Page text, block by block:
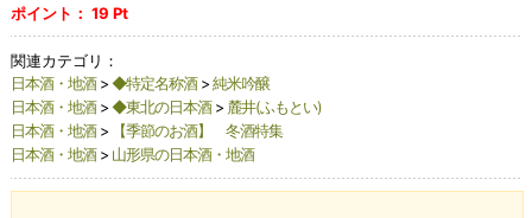
ポイント： 19 Pt
関連カテゴリ：
日本酒・地酒> ◆特定名称酒> 純米吟醸
日本酒・地酒> ◆東北の日本酒> 麓井(ふもとい)
日本酒・地酒>
【季節のお酒】 冬酒特集
日本酒・地酒> 山形県の日本酒・地酒